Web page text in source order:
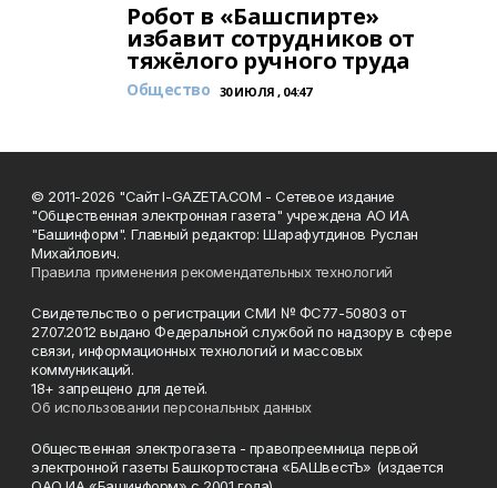
Робот в «Башспирте»
избавит сотрудников от
тяжёлого ручного труда
Общество 30 ИЮЛЯ , 04:47
© 2011-2026 "Сайт I-GAZETA.COM - Сетевое издание
"Общественная электронная газета" учреждена АО ИА
"Башинформ". Главный редактор: Шарафутдинов Руслан
Михайлович.
Правила применения рекомендательных технологий
Свидетельство о регистрации СМИ № ФС77-50803 от
27.07.2012 выдано Федеральной службой по надзору в сфере
связи, информационных технологий и массовых
коммуникаций.
18+ запрещено для детей.
Об использовании персональных данных
Общественная электрогазета - правопреемница первой
электронной газеты Башкортостана «БАШвестЪ» (издается